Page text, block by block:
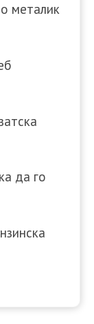
металик
да го